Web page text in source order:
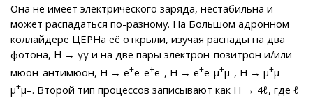
Она не имеет электрического заряда, нестабильна и
может распадаться по-разному. На Большом адронном
коллайдере ЦЕРНа её открыли, изучая распады на два
фотона, H → γγ и на две пары электрон-позитрон и/или
мюон-антимюон, H → е+е–е+е–, H → е+е–μ+μ–, H → μ+μ–
μ+μ–. Второй тип процессов записывают как H → 4ℓ, где ℓ